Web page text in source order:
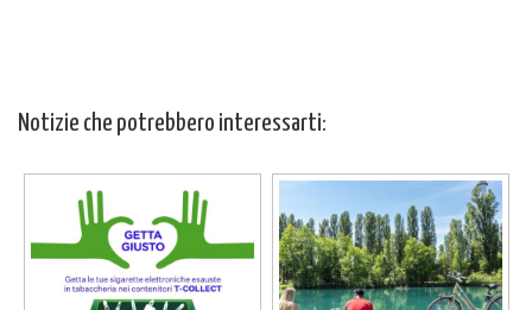
Notizie che potrebbero interessarti: